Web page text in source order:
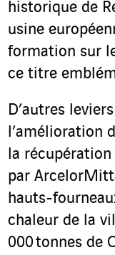
historique de
usine
formation sur
ce titre
D’autres
l’amélioration
la
par
hauts-
chaleur de la
000 tonnes de